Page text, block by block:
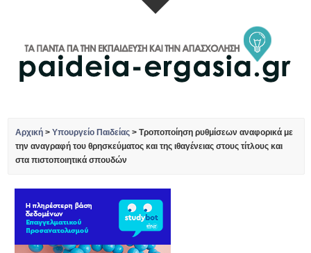
Αρχική >Υπουργείο Παιδείας >Τροποποίηση ρυθμίσεων αναφορικά με
την αναγραφή του θρησκεύματος και της ιθαγένειας στους τίτλους και
στα πιστοποιητικά σπουδών